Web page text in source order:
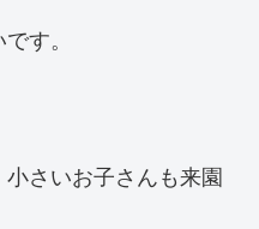
す。
さいお子さんも来園